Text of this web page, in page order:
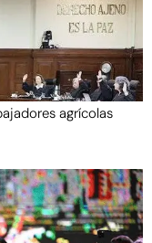
agrícolas